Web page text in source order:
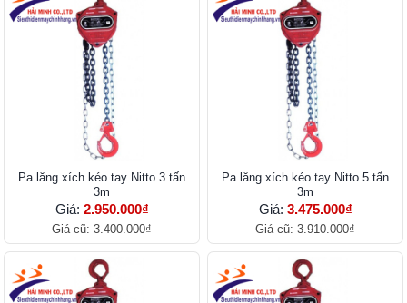
Pa lăng xích kéo tay Nitto 3 tấn
3m
Giá: 2.950.000₫
Giá cũ: 3.400.000₫
Pa lăng xích kéo tay Nitto 5 tấn
3m
Giá: 3.475.000₫
Giá cũ: 3.910.000₫